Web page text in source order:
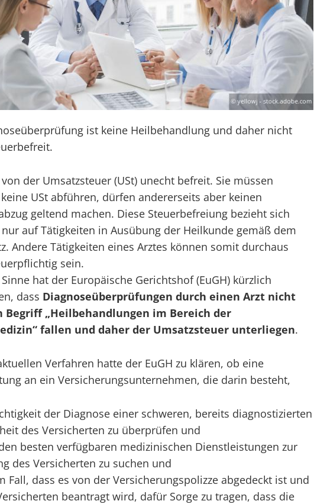
ist keine Heilbehandlung und daher nicht
der Umsatzsteuer (USt) unecht befreit. Sie müssen
USt abführen, dürfen andererseits aber keinen
geltend machen. Diese Steuerbefreiung bezieht sich
auf Tätigkeiten in Ausübung der Heilkunde gemäß dem
Andere Tätigkeiten eines Arztes können somit durchaus
sein.
hat der Europäische Gerichtshof (EuGH) kürzlich
dass Diagnoseüberprüfungen durch einen Arzt nicht
Begriff „Heilbehandlungen im Bereich der
fallen und daher der Umsatzsteuer unterliegen.
Verfahren hatte der EuGH zu klären, ob eine
an ein Versicherungsunternehmen, die darin besteht,
der Diagnose einer schweren, bereits diagnostizierten
des Versicherten zu überprüfen und
besten verfügbaren medizinischen Dienstleistungen zur
des Versicherten zu suchen und
Fall, dass es von der Versicherungspolizze abgedeckt ist und
beantragt wird, dafür Sorge zu tragen, dass die